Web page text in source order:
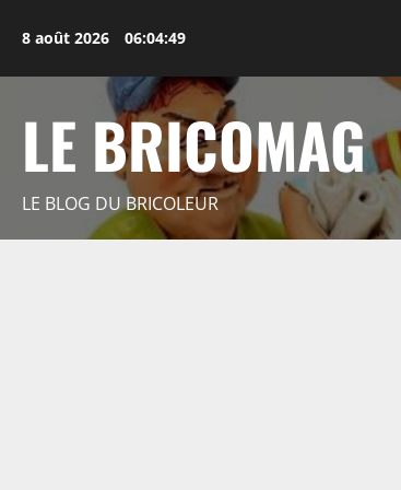
8 août 2026 06:04:50
LE BRICOMAG
LE BLOG DU BRICOLEUR